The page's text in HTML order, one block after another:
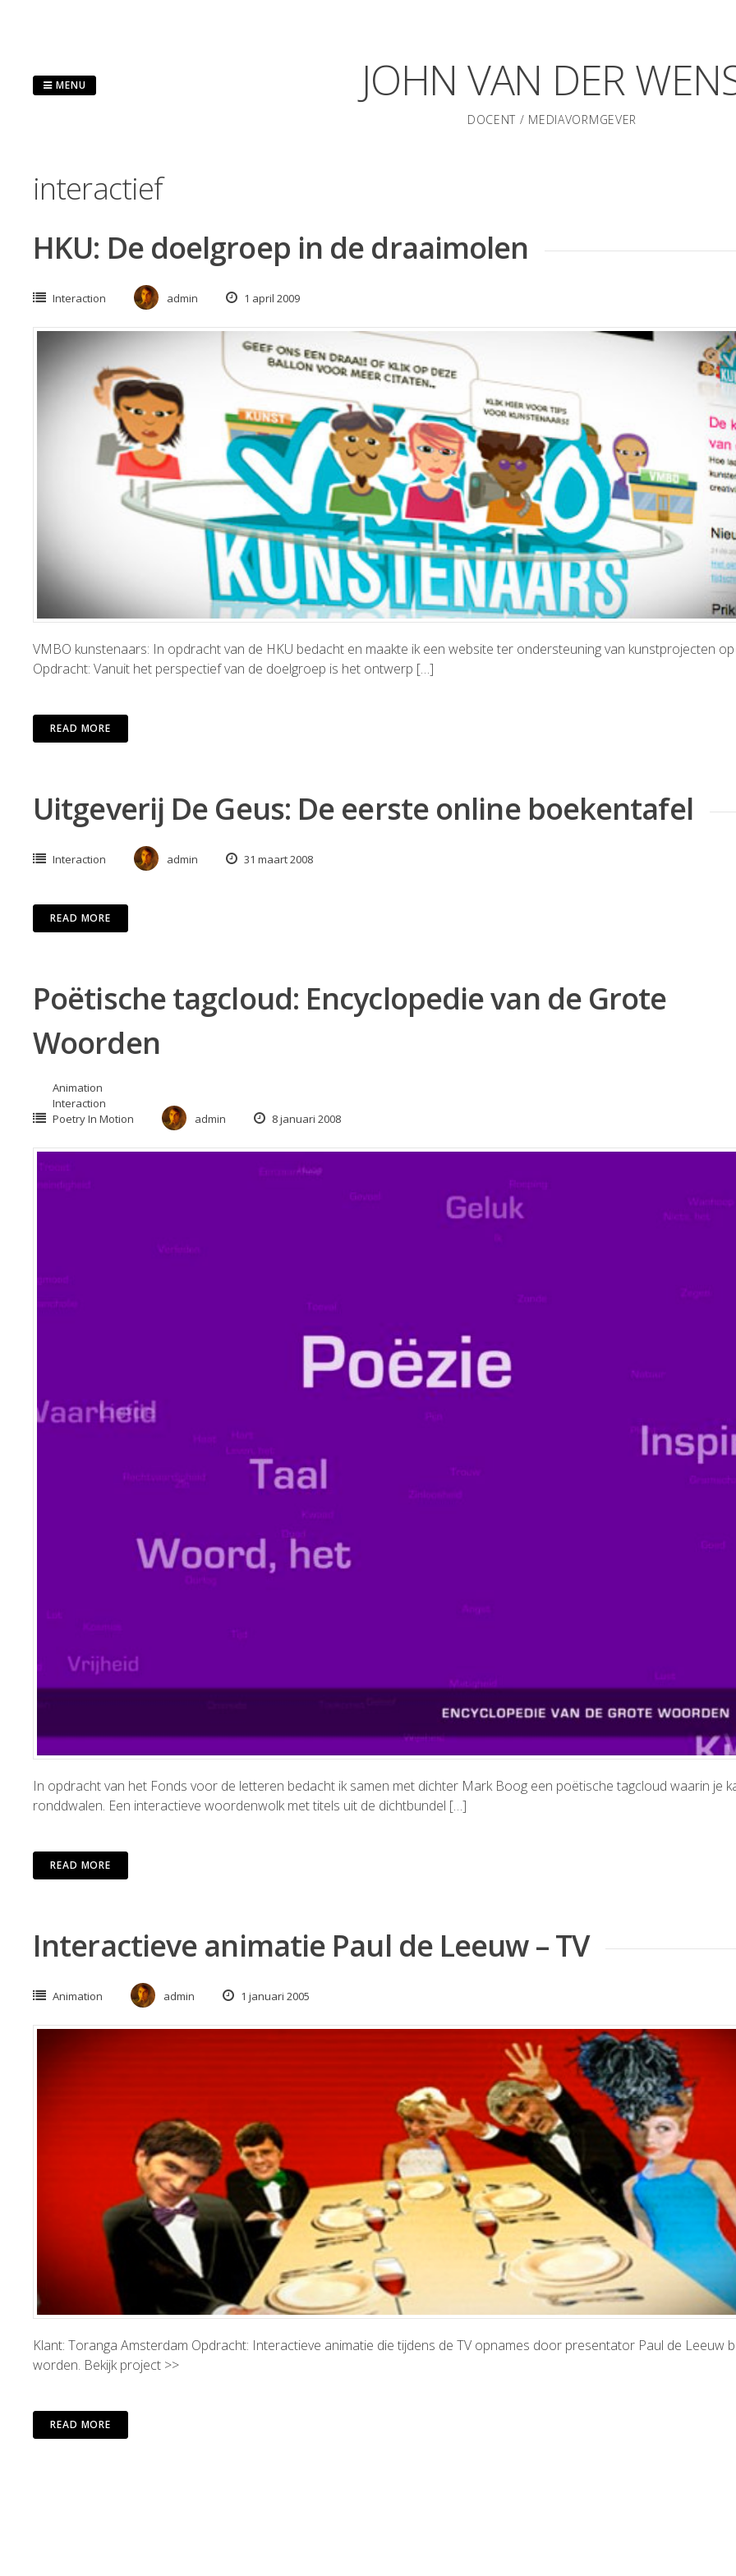
JOHN VAN DER
DOCENT / MEDIAVORMGEVER
MENU
interactief
HKU: De doelgroep in de draaimolen
Interaction admin 1 april 2009
VMBO kunstenaars: In opdracht van de HKU bedacht en maakte ik een website ter ondersteuning van kunstprojecten
Opdracht: Vanuit het perspectief van de doelgroep is het ontwerp […]
READ MORE
Uitgeverij De Geus: De eerste online boekentafel
Interaction admin 31 maart 2008
READ MORE
Poëtische tagcloud: Encyclopedie van de Grote
Woorden
Animation
Interaction
Poetry In Motion
admin 8 januari 2008
In opdracht van het Fonds voor de letteren bedacht ik samen met dichter Mark Boog een poëtische tagcloud waarin je
ronddwalen. Een interactieve woordenwolk met titels uit de dichtbundel […]
READ MORE
Interactieve animatie Paul de Leeuw – TV
Animation admin 1 januari 2005
Klant: Toranga Amsterdam Opdracht: Interactieve animatie die tijdens de TV opnames door presentator Paul de Leeuw
worden. Bekijk project >>
READ MORE